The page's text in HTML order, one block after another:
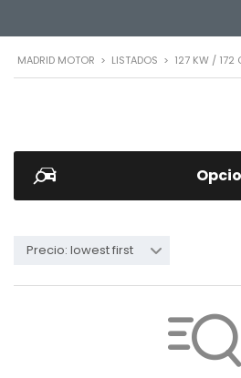
MADRID MOTOR > LISTADOS > 127 KW / 172
Precio: lowest first